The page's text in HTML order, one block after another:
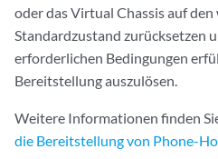
oder das Virtual Chassis auf
Standardzustand zurücksetzen
erforderlichen Bedingungen
Bereitstellung auszulösen.
Weitere Informationen finden
die Bereitstellung von Phone-